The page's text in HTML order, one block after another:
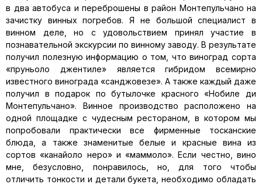
в два автобуса и переброшены в район Монтепульчано на
зачистку винных погребов. Я не большой специалист в
винном деле, но с удовольствием принял участие в
познавательной экскурсии по винному заводу. В результате
получил полезную информацию о том, что виноград сорта
«пруньоло джентиле» является гибридом всемирно
известного винограда «санджовезе». А также каждый даже
получил в подарок по бутылочке красного «Нобиле ди
Монтепульчано». Винное производство расположено на
одной площадке с чудесным рестораном, в котором мы
попробовали практически все фирменные тосканские
блюда, а также знаменитые белые и красные вина из
сортов «канайоло неро» и «маммоло». Если честно, вино
мне, безусловно, понравилось, но, для того чтобы
отличить тонкости и детали букета, необходимо обладать